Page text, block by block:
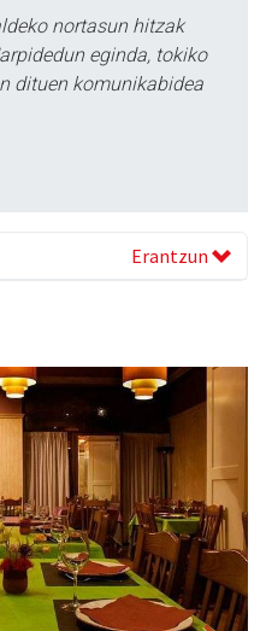
nortasun hitzak
eginda, tokiko
dituen komunikabidea
Erantzun